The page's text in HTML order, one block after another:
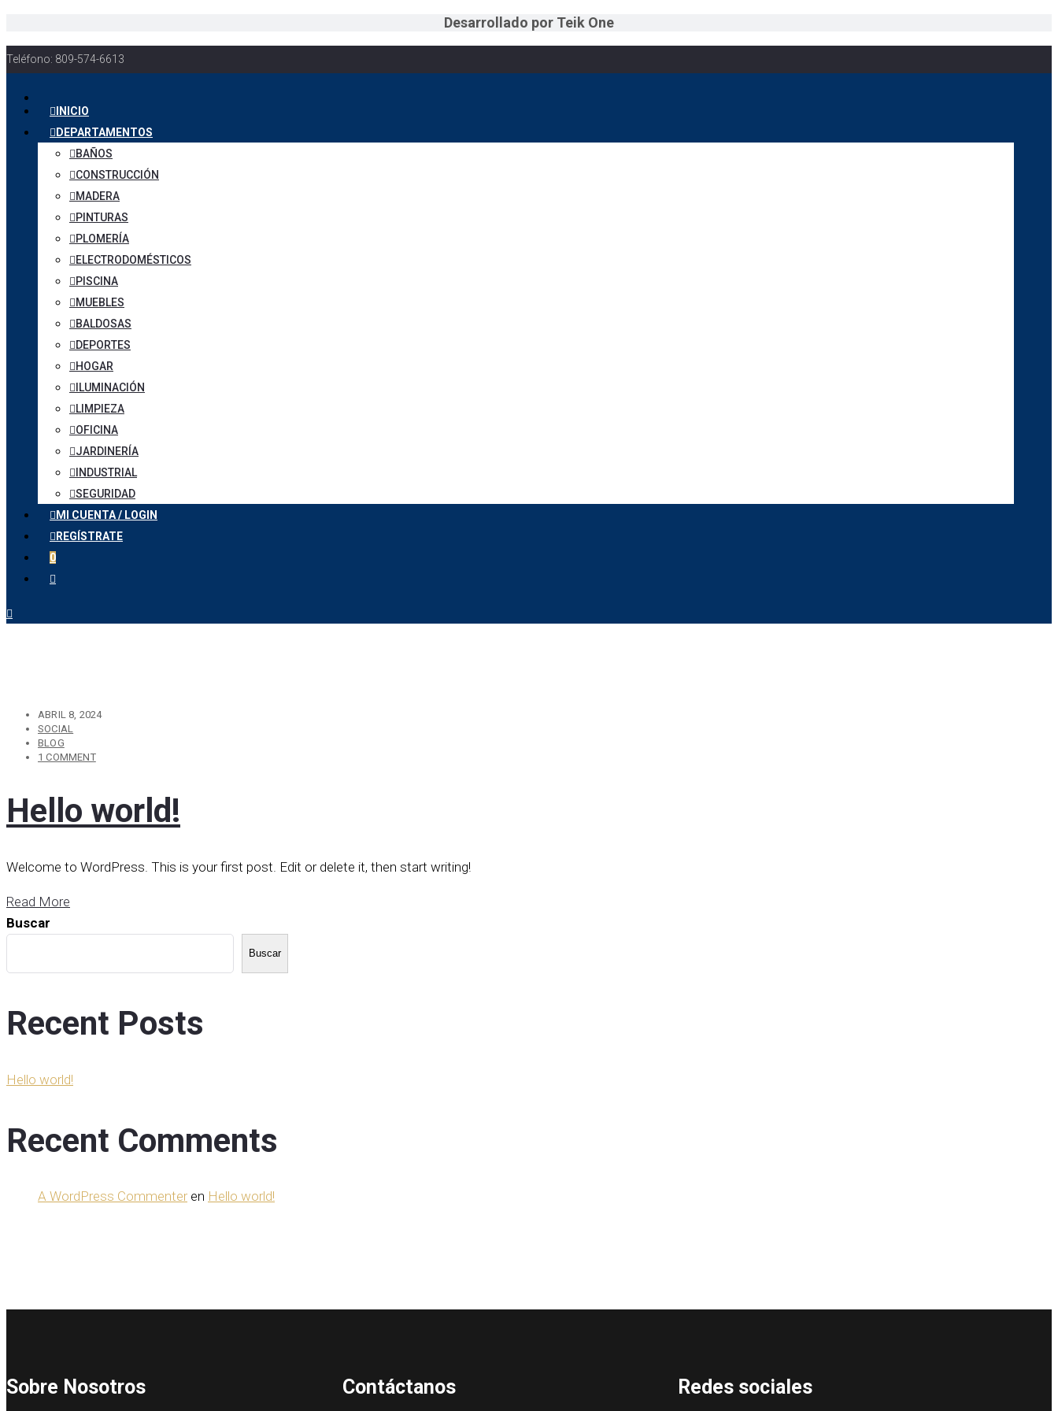
Desarrollado por Teik One
Teléfono: 809-574-6613
INICIO
DEPARTAMENTOS
BAÑOS
CONSTRUCCIÓN
MADERA
PINTURAS
PLOMERÍA
ELECTRODOMÉSTICOS
PISCINA
MUEBLES
BALDOSAS
DEPORTES
HOGAR
ILUMINACIÓN
LIMPIEZA
OFICINA
JARDINERÍA
INDUSTRIAL
SEGURIDAD
MI CUENTA / LOGIN
REGÍSTRATE
0
ABRIL 8, 2024
SOCIAL
BLOG
1 COMMENT
Hello world!
Welcome to WordPress. This is your first post. Edit or delete it, then start writing!
Read More
Buscar
Buscar
Recent Posts
Hello world!
Recent Comments
A WordPress Commenter en Hello world!
Sobre Nosotros Contáctanos Redes sociales